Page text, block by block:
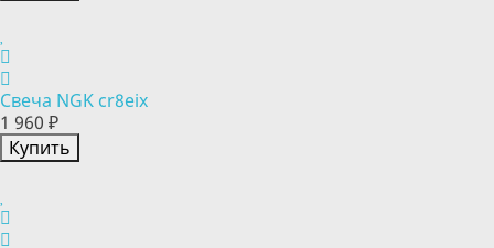
Свеча NGK cr8eix
1 960 ₽
Купить